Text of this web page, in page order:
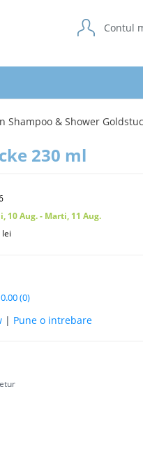
Contul
Shampoo & Shower
230 ml
10 Aug. - Marti, 11 Aug.
lei
0.00 (0)
| Pune o intrebare